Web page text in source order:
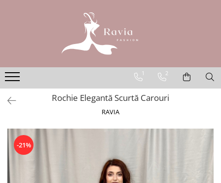
Rochii elegante lungi
Rochii elegante midi
Rochii elegante scurte
Rochii casual
Rochii de nuntă
Rochii de botez
Rochii de seară
Rochii cu imprimeuri
1 2
Rochie Elegantă Scurtă Carouri
RAVIA
-21%